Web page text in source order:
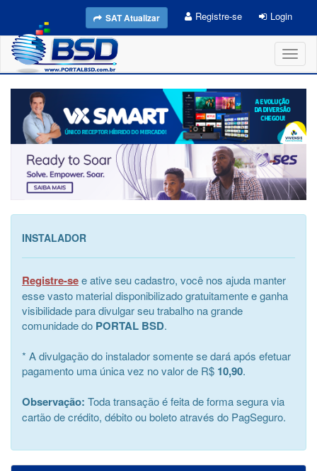
SAT Atualizar Registre-se Login
INSTALADOR
Registre-see ative seu cadastro, você nos ajuda manter
esse vasto material disponibilizado gratuitamente e ganha
visibilidade para divulgar seu trabalho na grande
comunidade do PORTAL BSD.
* A divulgação do instalador somente se dará após efetuar
pagamento uma única vez no valor de R$ 10,90.
Observação: Toda transação é feita de forma segura via
cartão de crédito, débito ou boleto através do PagSeguro.